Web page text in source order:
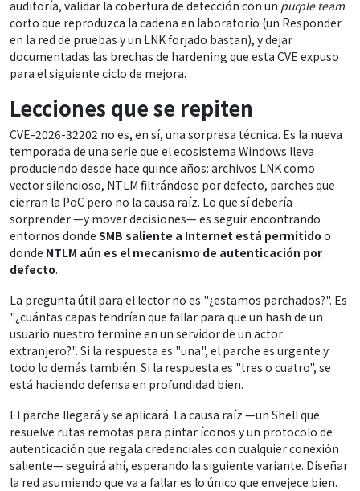
auditoría, validar la cobertura de detección con un purple team
corto que reproduzca la cadena en laboratorio (un Responder
en la red de pruebas y un LNK forjado bastan), y dejar
documentadas las brechas de hardening que esta CVE expuso
para el siguiente ciclo de mejora.
Lecciones que se repiten
CVE-2026-32202 no es, en sí, una sorpresa técnica. Es la nueva
temporada de una serie que el ecosistema Windows lleva
produciendo desde hace quince años: archivos LNK como
vector silencioso, NTLM filtrándose por defecto, parches que
cierran la PoC pero no la causa raíz. Lo que sí debería
sorprender —y mover decisiones— es seguir encontrando
entornos donde SMB saliente a Internet está permitido o
donde NTLM aún es el mecanismo de autenticación por
defecto.
La pregunta útil para el lector no es "¿estamos parchados?". Es
"¿cuántas capas tendrían que fallar para que un hash de un
usuario nuestro termine en un servidor de un actor
extranjero?". Si la respuesta es "una", el parche es urgente y
todo lo demás también. Si la respuesta es "tres o cuatro", se
está haciendo defensa en profundidad bien.
El parche llegará y se aplicará. La causa raíz —un Shell que
resuelve rutas remotas para pintar íconos y un protocolo de
autenticación que regala credenciales con cualquier conexión
saliente— seguirá ahí, esperando la siguiente variante. Diseñar
la red asumiendo que va a fallar es lo único que envejece bien.